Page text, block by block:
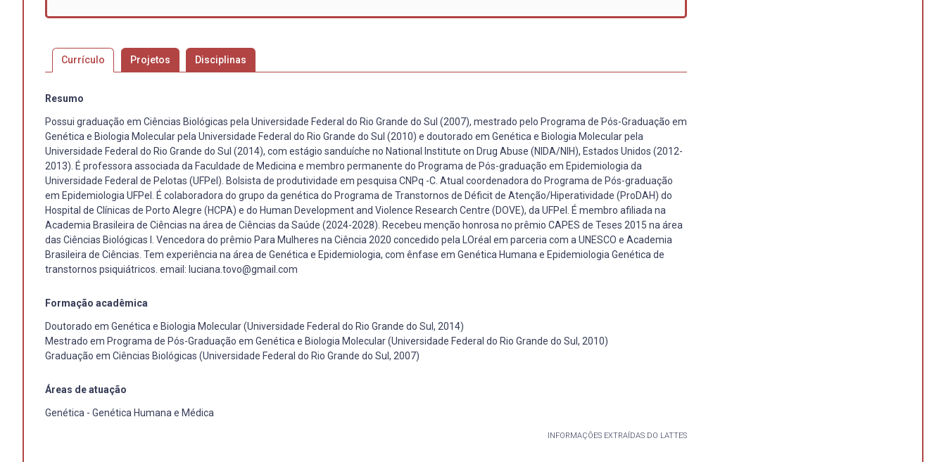
Currículo Projetos Disciplinas
Resumo
Possui graduação em Ciências Biológicas pela Universidade Federal do Rio Grande do Sul (2007), mestrado pelo Programa de Pós-Graduação em
Genética e Biologia Molecular pela Universidade Federal do Rio Grande do Sul (2010) e doutorado em Genética e Biologia Molecular pela
Universidade Federal do Rio Grande do Sul (2014), com estágio sanduíche no National Institute on Drug Abuse (NIDA/NIH), Estados Unidos (2012-
2013). É professora associada da Faculdade de Medicina e membro permanente do Programa de Pós-graduação em Epidemiologia da
Universidade Federal de Pelotas (UFPel). Bolsista de produtividade em pesquisa CNPq -C. Atual coordenadora do Programa de Pós-graduação
em Epidemiologia UFPel. É colaboradora do grupo da genética do Programa de Transtornos de Déficit de Atenção/Hiperatividade (ProDAH) do
Hospital de Clínicas de Porto Alegre (HCPA) e do Human Development and Violence Research Centre (DOVE), da UFPel. É membro afiliada na
Academia Brasileira de Ciências na área de Ciências da Saúde (2024-2028). Recebeu menção honrosa no prêmio CAPES de Teses 2015 na área
das Ciências Biológicas I. Vencedora do prêmio Para Mulheres na Ciência 2020 concedido pela LOréal em parceria com a UNESCO e Academia
Brasileira de Ciências. Tem experiência na área de Genética e Epidemiologia, com ênfase em Genética Humana e Epidemiologia Genética de
transtornos psiquiátricos. email: luciana.tovo@gmail.com
Formação acadêmica
Doutorado em Genética e Biologia Molecular (Universidade Federal do Rio Grande do Sul, 2014)
Mestrado em Programa de Pós-Graduação em Genética e Biologia Molecular (Universidade Federal do Rio Grande do Sul, 2010)
Graduação em Ciências Biológicas (Universidade Federal do Rio Grande do Sul, 2007)
Áreas de atuação
Genética - Genética Humana e Médica
INFORMAÇÕES EXTRAÍDAS DO LATTES